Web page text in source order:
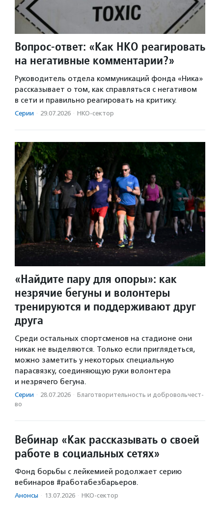
Вопрос-ответ: «Как НКО реагировать
на негативные комментарии?»
Руководитель отдела коммуникаций фонда «Ника»
рассказывает о том, как справляться с негативом
в сети и правильно реагировать на критику.
Серии · 29.07.2026 · НКО-сектор
«Найдите пару для опоры»: как
незрячие бегуны и волонтеры
тренируются и поддерживают друг
друга
Среди остальных спортсменов на стадионе они
никак не выделяются. Только если приглядеться,
можно заметить у некоторых специальную
парасвязку, соединяющую руки волонтера
и незрячего бегуна.
Серии · 28.07.2026 · Благотвори­тель­ность и доброволь­чест­
во
Вебинар «Как рассказывать о своей
работе в социальных сетях»
Фонд борьбы с лейкемией родолжает серию
вебинаров #работабезбарьеров.
Анонсы · 13.07.2026 · НКО-сектор